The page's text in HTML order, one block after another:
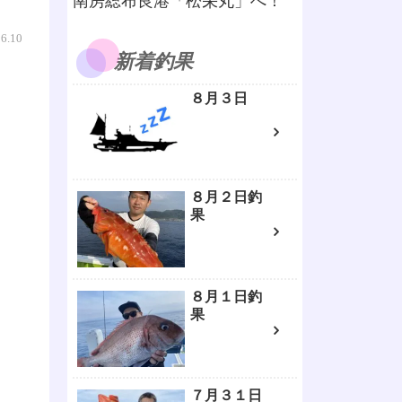
新着釣果
８月３日
８月２日釣
果
８月１日釣
果
７月３１日